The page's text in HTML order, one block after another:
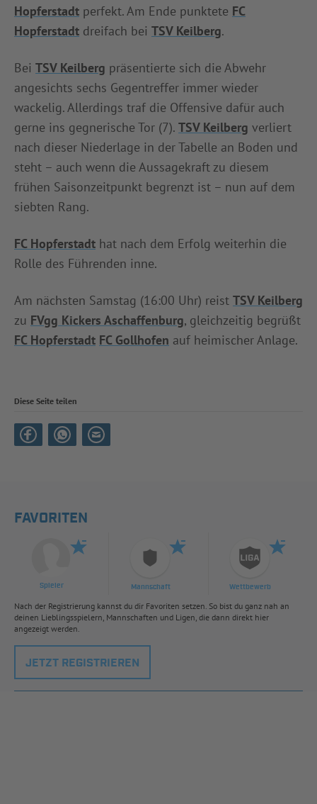
Hopferstadt perfekt. Am Ende punktete FC
Hopferstadt dreifach bei TSV Keilberg.
Bei TSV Keilberg präsentierte sich die Abwehr
angesichts sechs Gegentreffer immer wieder
wackelig. Allerdings traf die Offensive dafür auch
gerne ins gegnerische Tor (7). TSV Keilberg verliert
nach dieser Niederlage in der Tabelle an Boden und
steht – auch wenn die Aussagekraft zu diesem
frühen Saisonzeitpunkt begrenzt ist – nun auf dem
siebten Rang.
FC Hopferstadt hat nach dem Erfolg weiterhin die
Rolle des Führenden inne.
Am nächsten Samstag (16:00 Uhr) reist TSV Keilberg
zu FVgg Kickers Aschaffenburg, gleichzeitig begrüßt
FC Hopferstadt FC Gollhofen auf heimischer Anlage.
Diese Seite teilen
FAVORITEN
Spieler Mannschaft Wettbewerb
Nach der Registrierung kannst du dir Favoriten setzen. So bist du ganz nah an
deinen Lieblingsspielern, Mannschaften und Ligen, die dann direkt hier
angezeigt werden.
JETZT REGISTRIEREN